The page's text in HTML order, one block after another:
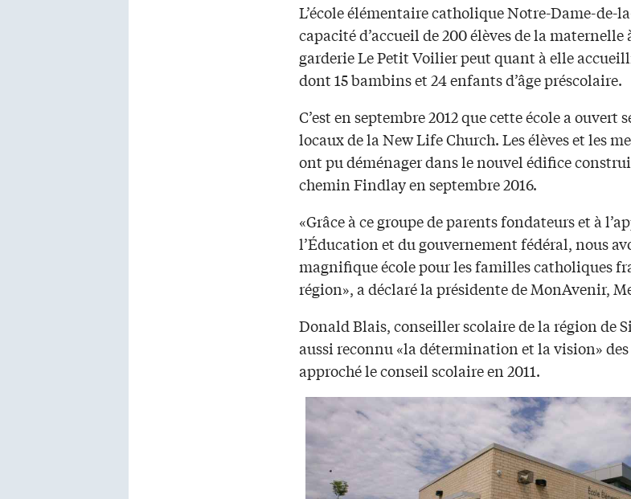
L’école élémentaire catholique Notre-Dame-de-
capacité d’accueil de 200 élèves de la maternelle
garderie Le Petit Voilier peut quant à elle
dont 15 bambins et 24 enfants d’âge préscolaire.
C’est en septembre 2012 que cette école a ouvert
locaux de la New Life Church. Les élèves et les
ont pu déménager dans le nouvel édifice
chemin Findlay en septembre 2016.
«Grâce à ce groupe de parents fondateurs et à
l’Éducation et du gouvernement fédéral, nous
magnifique école pour les familles catholiques
région», a déclaré la présidente de MonAvenir,
Donald Blais, conseiller scolaire de la région de
aussi reconnu «la détermination et la vision»
approché le conseil scolaire en 2011.